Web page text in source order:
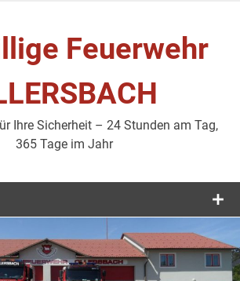
Feuerwehr
Ihre Sicherheit – 24 Stunden am Tag,
365 Tage im Jahr